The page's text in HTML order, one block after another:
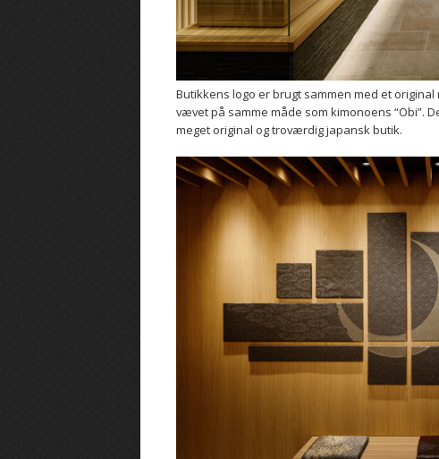
Butikkens logo er brugt sammen med et
vævet på samme måde som kimonoens “Obi”.
meget original og troværdig japansk butik.